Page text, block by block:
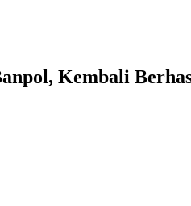
Kembali